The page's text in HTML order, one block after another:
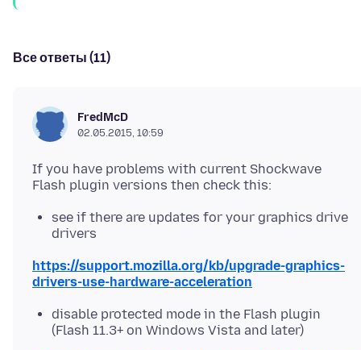
Все ответы (11)
FredMcD
02.05.2015, 10:59
If you have problems with current Shockwave
see if there are updates for your graphics drive
drivers
https://support.mozilla.org/kb/upgrade-graphics-
drivers-use-hardware-acceleration
disable protected mode in the Flash plugin
(Flash 11.3+ on Windows Vista and later)